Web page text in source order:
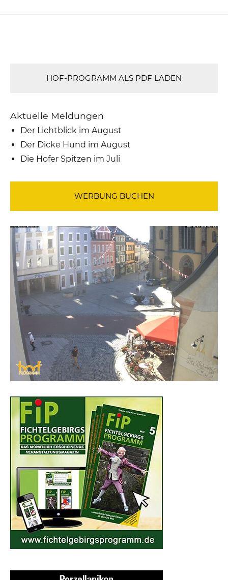
HOF-PROGRAMM ALS PDF LADEN
Aktuelle Meldungen
Der Lichtblick im August
Der Dicke Hund im August
Die Hofer Spitzen im Juli
WERBUNG BUCHEN